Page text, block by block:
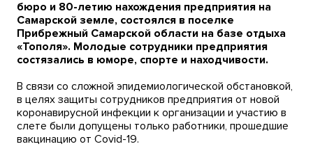
бюро и 80-летию нахождения предприятия на
Самарской земле, состоялся в поселке
Прибрежный Самарской области на базе отдыха
«Тополя». Молодые сотрудники предприятия
состязались в юморе, спорте и находчивости.
В связи со сложной эпидемиологической обстановкой,
в целях защиты сотрудников предприятия от новой
коронавирусной инфекции к организации и участию в
слете были допущены только работники, прошедшие
вакцинацию от Covid-19.